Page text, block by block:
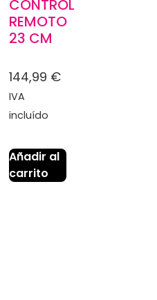
CONTROL
REMOTO
23 CM
144,99 €
IVA
incluído
Añadir al
carrito